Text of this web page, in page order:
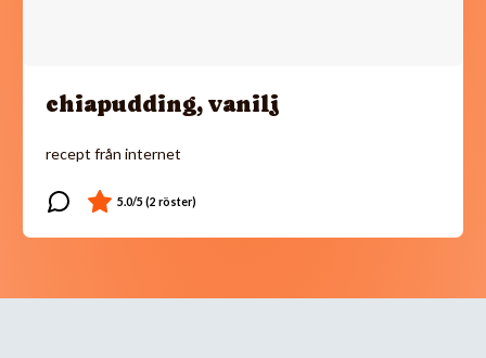
chiapudding, vanilj
recept från internet